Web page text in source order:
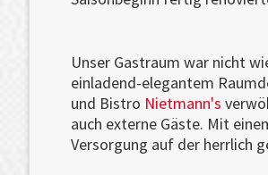
Unser Gastraum war nicht
einladend-elegantem
und Bistro Nietmann's
auch externe Gäste. Mit
Versorgung auf der herrlich